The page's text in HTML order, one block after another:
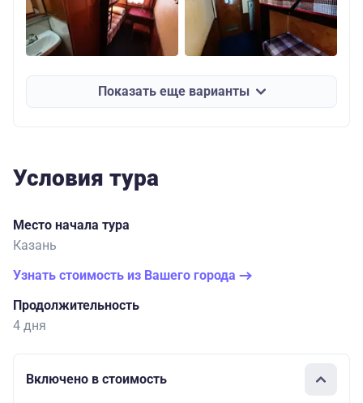
Показать еще варианты
Условия тура
Место начала тура
Казань
Узнать стоимость из Вашего города
Продолжительность
4 дня
Включено в стоимость